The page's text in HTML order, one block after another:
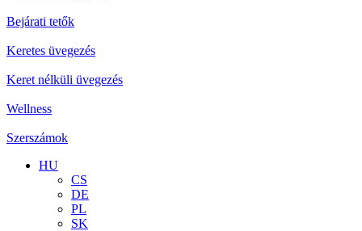
Bejárati tetők
Keretes üvegezés
Keret nélküli üvegezés
Wellness
Szerszámok
HU
CS
DE
PL
SK